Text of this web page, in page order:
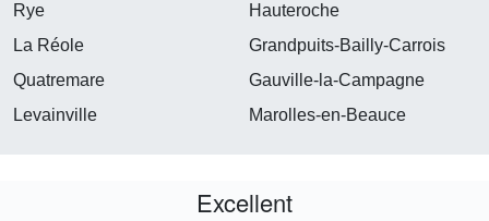
Rye
Hauteroche
La Réole
Grandpuits-Bailly-Carrois
Quatremare
Gauville-la-Campagne
Levainville
Marolles-en-Beauce
Excellent